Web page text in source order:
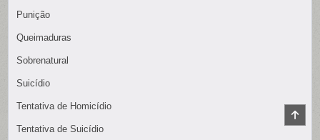
Punição
Queimaduras
Sobrenatural
Suicídio
Tentativa de Homicídio
Tentativa de Suicídio
TO